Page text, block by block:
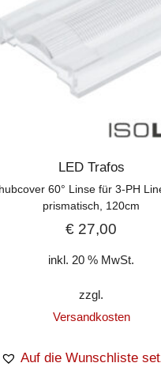
LED Trafos
60° Linse für 3-PH
prismatisch, 120cm
€ 27,00
inkl. 20 % MwSt.
zzgl.
Versandkosten
Auf die Wunschliste